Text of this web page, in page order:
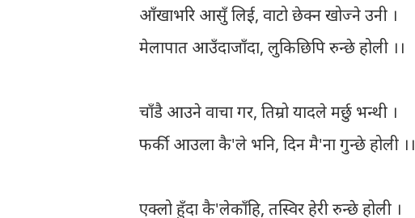
आँखाभरि आसुँ लिई, वाटो छेक्न खोज्ने उनी ।
मेलापात आउँदाजाँदा, लुकिछिपि रुन्छे होली ।।
चाँडै आउने वाचा गर, तिम्रो यादले मर्छु भन्थी ।
फर्की आउला कै'ले भनि, दिन मै'ना गुन्छे होली ।।
एक्लो हुँदा कै'लेकाँहि, तस्विर हेरी रुन्छे होली ।